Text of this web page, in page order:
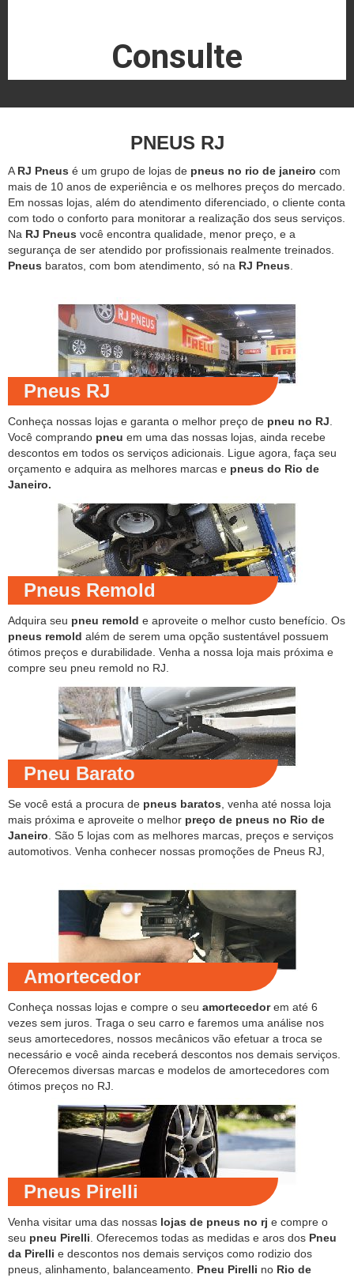
Consulte
PNEUS RJ
A RJ Pneus é um grupo de lojas de pneus no rio de janeiro com
mais de 10 anos de experiência e os melhores preços do mercado.
Em nossas lojas, além do atendimento diferenciado, o cliente conta
com todo o conforto para monitorar a realização dos seus serviços.
Na RJ Pneus você encontra qualidade, menor preço, e a
segurança de ser atendido por profissionais realmente treinados.
Pneus baratos, com bom atendimento, só na RJ Pneus
Pneus RJ
Conheça nossas lojas e garanta o melhor preço de pneu no RJ
Você comprando pneu em uma das nossas lojas, ainda recebe
descontos em todos os serviços adicionais. Ligue agora, faça seu
orçamento e adquira as melhores marcas e pneus do Rio de
Janeiro.
Pneus Remold
Adquira seu pneu remold e aproveite o melhor custo benefício. Os
pneus remold além de serem uma opção sustentável possuem
ótimos preços e durabilidade. Venha a nossa loja mais próxima e
compre seu pneu remold no RJ.
Pneu Barato
Se você está a procura de pneus baratos , venha até nossa loja
mais próxima e aproveite o melhor preço de pneus no Rio de
Janeiro . São 5 lojas com as melhores marcas, preços e serviços
automotivos. Venha conhecer nossas promoções de Pneus RJ,
Amortecedor
Conheça nossas lojas e compre o seu amortecedorem até 6
vezes sem juros. Traga o seu carro e faremos uma análise nos
seus amortecedores, nossos mecânicos vão efetuar a troca se
necessário e você ainda receberá descontos nos demais serviços.
Oferecemos diversas marcas e modelos de amortecedores com
ótimos preços no RJ.
Pneus Pirelli
Venha visitar uma das nossas lojas de pneus no rj e compre o
seu pneu Pirelli . Oferecemos todas as medidas e aros dos Pneu
da Pirelli e descontos nos demais serviços como rodizio dos
pneus, alinhamento, balanceamento. Pneu Pirelli no Rio de